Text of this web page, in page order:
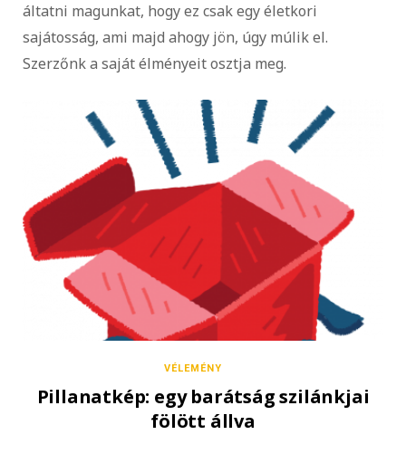
áltatni magunkat, hogy ez csak egy életkori
sajátosság, ami majd ahogy jön, úgy múlik el.
Szerzőnk a saját élményeit osztja meg.
VÉLEMÉNY
Pillanatkép: egy barátság szilánkjai
fölött állva